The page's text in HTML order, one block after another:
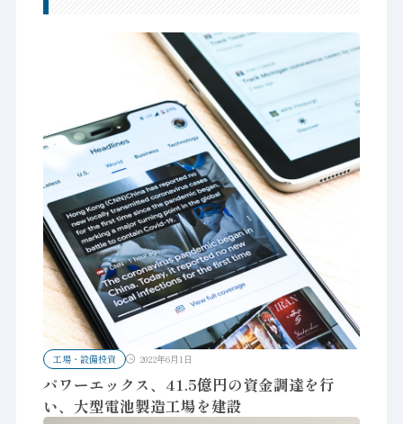
工場・設備投資 2022年6月1日
パワーエックス、41.5億円の資金調達を行
い、大型電池製造工場を建設